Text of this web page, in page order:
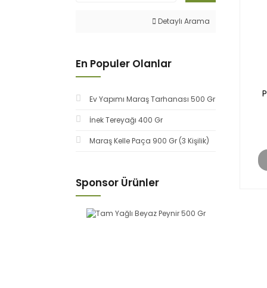
Detaylı Arama
En Populer Olanlar
Ev Yapımı Maraş Tarhanası 500 Gr
İnek Tereyağı 400 Gr
Maraş Kelle Paça 900 Gr (3 Kişilik)
Sponsor Ürünler